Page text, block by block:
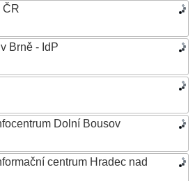
ČR
Brně - IdP
Dolní Bousov
centrum Hradec nad